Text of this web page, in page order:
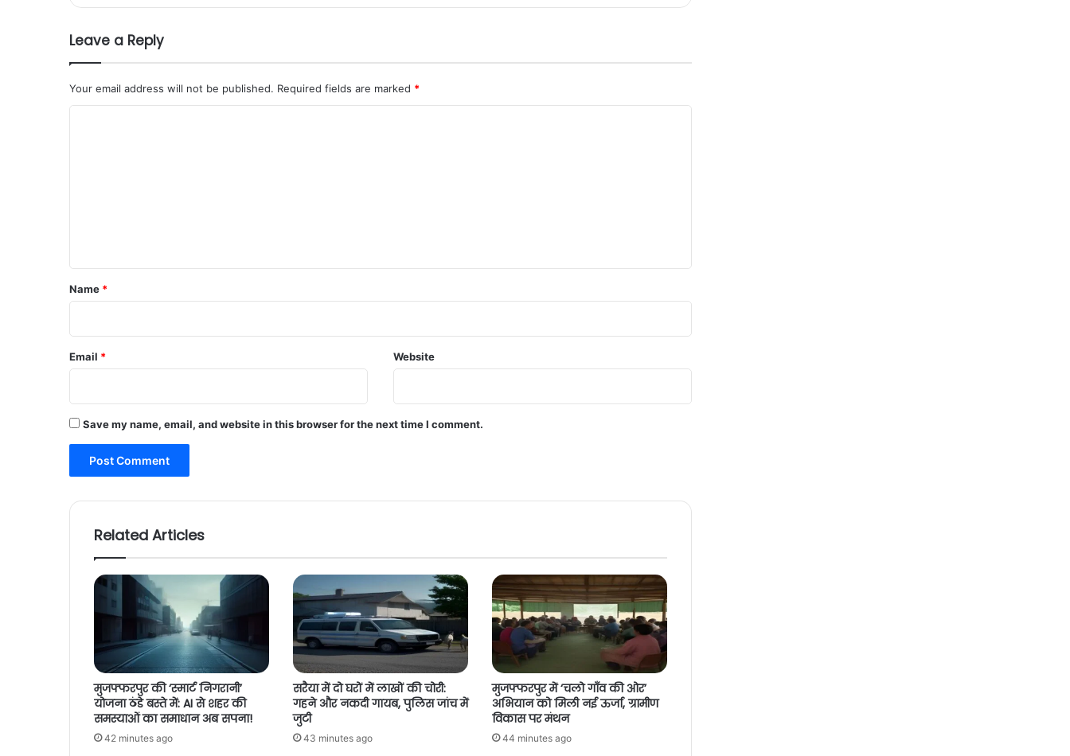
Leave a Reply
Your email address will not be published. Required fields are marked *
*
Name *
Email * Website
Save my name, email, and website in this browser for the next time I comment.
Related Articles
मुजफ्फरपुर की ‘स्मार्ट निगरानी’
योजना ठंडे बस्ते में: AI से शहर की
समस्याओं का समाधान अब सपना!
42 minutes ago
सरैया में दो घरों में लाखों की चोरी:
गहने और नकदी गायब, पुलिस जांच में
जुटी
43 minutes ago
मुजफ्फरपुर में ‘चलो गाँव की ओर’
अभियान को मिली नई ऊर्जा, ग्रामीण
विकास पर मंथन
44 minutes ago